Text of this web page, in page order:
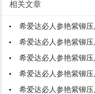
相关文章
希爱达必人参艳紫铆压片
希爱达必人参艳紫铆压片
希爱达必人参艳紫铆压片糖果
希爱达必人参艳紫铆压片糖
希爱达必人参艳紫铆压片糖